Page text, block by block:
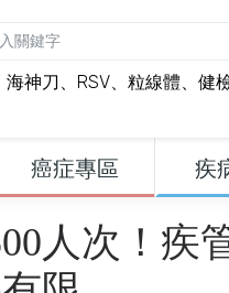
海神刀 、 RSV、 粒線體、 健
癌症專區 疾
人次！疾